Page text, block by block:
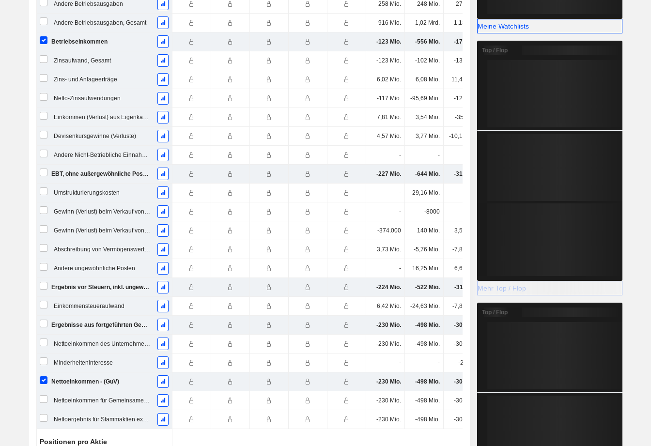
Andere Betriebsausgaben 258 Mio. 248 Mio. 279 Mio.
Andere Betriebsausgaben, Gesamt 916 Mio. 1,02 Mrd. 1,13 Mrd. 1,33 Mrd.
Betriebseinkommen -123 Mio. -556 Mio. -179 Mio. 170 Mio. 551 Mio.
Zinsaufwand, Gesamt -123 Mio. -102 Mio. -135 Mio.
Zins- und Anlageerträge 6,02 Mio. 6,08 Mio. 11,43 Mio.
Netto-Zinsaufwendungen -117 Mio. -95,69 Mio. -124 Mio.
Einkommen (Verlust) aus Eigenkapitalinvestitionen. 7,81 Mio. 3,54 Mio. -356.000
Devisenkursgewinne (Verluste) 4,57 Mio. 3,77 Mio. -10,16 Mio.
Andere Nicht-Betriebliche Einnahmen (Ausgaben) - -
EBT, ohne außergewöhnliche Posten -227 Mio. -644 Mio. -313 Mio.
Umstrukturierungskosten - -29,16 Mio.
Gewinn (Verlust) beim Verkauf von Investitionen - -8000
Gewinn (Verlust) beim Verkauf von Vermögenswerten -374.000 140 Mio. 3,55 Mio.
Abschreibung von Vermögenswerten 3,73 Mio. -5,76 Mio. -7,86 Mio.
Andere ungewöhnliche Posten - 16,25 Mio. 6,67 Mio.
Ergebnis vor Steuern, inkl. ungewöhnliche Posten -224 Mio. -522 Mio. -311 Mio. 21,52 Mio.
Einkommensteueraufwand 6,42 Mio. -24,63 Mio. -7,84 Mio.
Ergebnisse aus fortgeführten Geschäftstätigkeiten -230 Mio. -498 Mio. -303 Mio.
Nettoeinkommen des Unternehmens -230 Mio. -498 Mio. -303 Mio.
Minderheiteninteresse - - -20.000
Nettoeinkommen - (GuV) -230 Mio. -498 Mio. -303 Mio.
Nettoeinkommen für Gemeinsames einschließlich außerordentlicher Posten -230 Mio. -498 Mio. -303 Mio.
Nettoergebnis für Stammaktien exkl. außerordentliche Posten -230 Mio. -498 Mio. -303 Mio.
Positionen pro Aktie
Meine Watchlists
Top / Flop
Mehr Top / Flop
Top / Flop